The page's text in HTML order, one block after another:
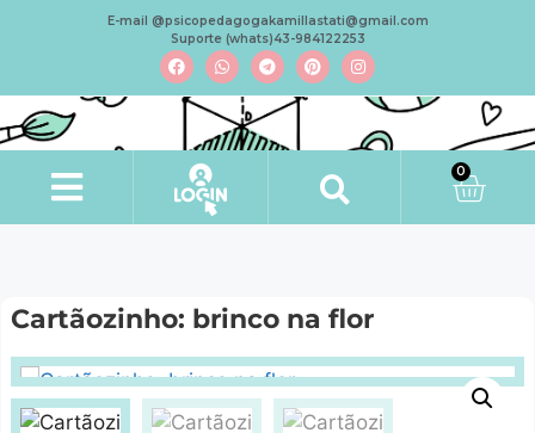
E-mail @psicopedagogakamillastati@gmail.com
Suporte (whats)43-984122253
0
Cartãozinho: brinco na flor